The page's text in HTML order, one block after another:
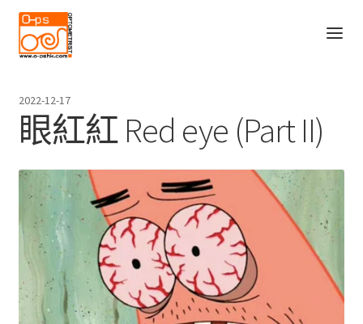
Skip
to
navigation
Skip
to
content
O-PS的故事
服務
Expand
child
menu
Blog
產品
聯絡我們
2022-12-17
眼紅紅 Red eye (Part II)